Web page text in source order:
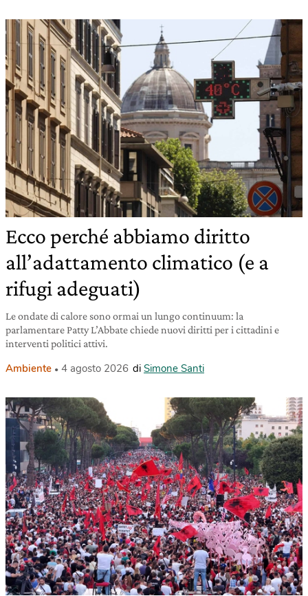
Ecco perché abbiamo diritto
all’adattamento climatico (e a
rifugi adeguati)
Le ondate di calore sono ormai un lungo continuum: la
parlamentare Patty L’Abbate chiede nuovi diritti per i cittadini e
interventi politici attivi.
Ambiente 4 agosto 2026 di Simone Santi